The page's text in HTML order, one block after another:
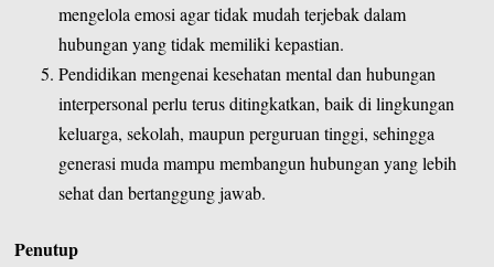
mengelola emosi agar tidak mudah terjebak dalam
hubungan yang tidak memiliki kepastian.
Pendidikan mengenai kesehatan mental dan hubungan
interpersonal perlu terus ditingkatkan, baik di lingkungan
keluarga, sekolah, maupun perguruan tinggi, sehingga
generasi muda mampu membangun hubungan yang lebih
sehat dan bertanggung jawab.
Penutup